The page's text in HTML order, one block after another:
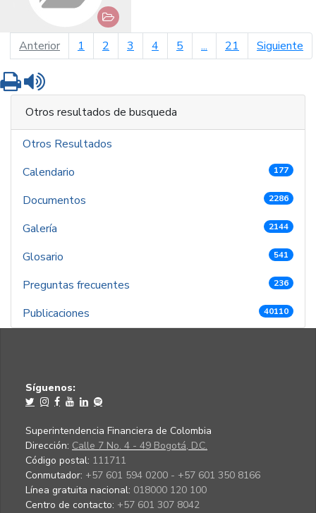
Anteriorpágina anterior
1 2 3 4 5 ... 21 Siguiente
Imprimir
Otros resultados de busqueda
Otros Resultados
Calendario
177
Documentos 2286
Galería 2144
Glosario 541
Preguntas frecuentes 236
Publicaciones 40110
Síguenos:
Superintendencia Financiera de Colombia
Dirección: Calle 7 No. 4 - 49 Bogotá, D.C.
Código postal: 111711
Conmutador: +57 601 594 0200 - +57 601 350 8166
Línea gratuita nacional: 018000 120 100
Centro de contacto: +57 601 307 8042